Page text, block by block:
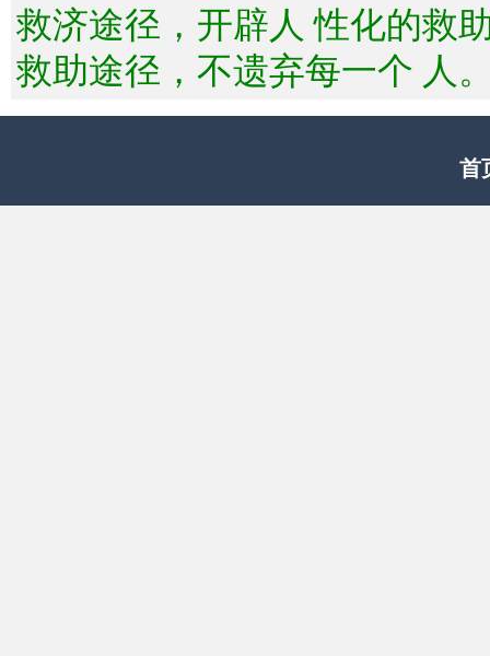
救济途径，开辟人 性化的救
救助途径，不遗弃每一个 人
首